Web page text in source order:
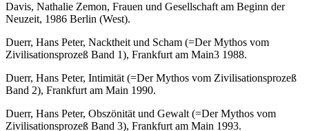
Davis, Nathalie Zemon, Frauen und Gesellschaft am Beginn der
Neuzeit, 1986 Berlin (West).
Duerr, Hans Peter, Nacktheit und Scham (=Der Mythos vom
Zivilisationsprozeß Band 1), Frankfurt am Main3 1988.
Duerr, Hans Peter, Intimität (=Der Mythos vom Zivilisationsprozeß
Band 2), Frankfurt am Main 1990.
Duerr, Hans Peter, Obszönität und Gewalt (=Der Mythos vom
Zivilisationsprozeß Band 3), Frankfurt am Main 1993.